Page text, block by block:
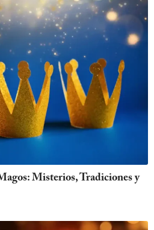
Misterios, Tradiciones y